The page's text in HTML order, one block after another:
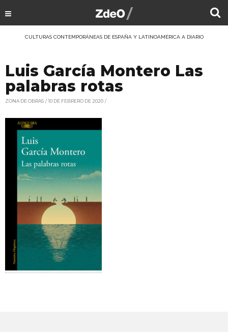
CULTURAS CONTEMPORÁNEAS DE ESPAÑA Y LATINOAMÉRICA A DIARIO
Luis García Montero Las
palabras rotas
ZONA DE OBRAS 10 DE FEBRERO DE 2020